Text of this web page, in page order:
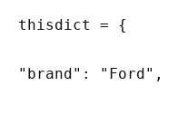
thisdict = {
"brand": "Ford",